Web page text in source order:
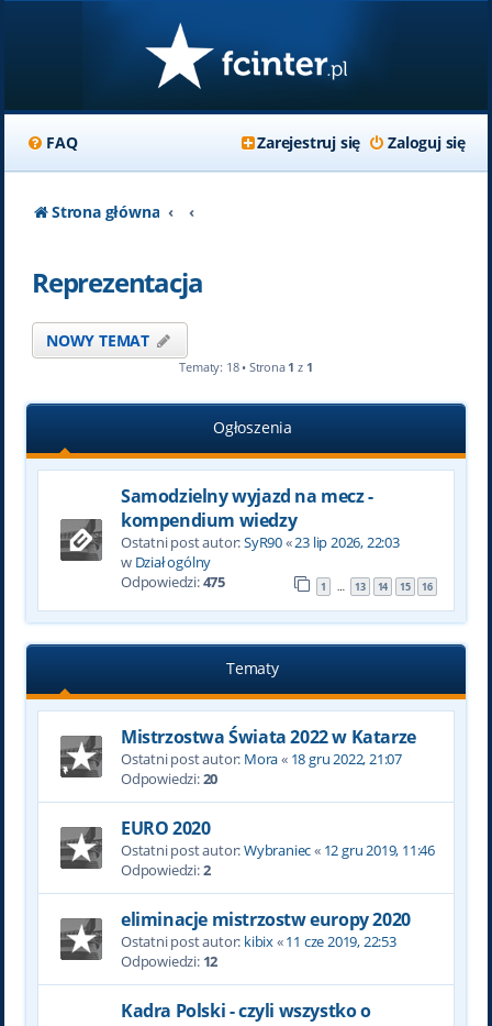
FAQ Zaloguj się
Zarejestruj się
Strona główna
Reprezentacja
NOWY TEMAT
Tematy: 18 • Strona 1 z 1
Ogłoszenia
Samodzielny wyjazd na mecz -
kompendium wiedzy
Ostatni post autor:SyR90«23 lip 2026, 22:03
w Dział ogólny
Odpowiedzi:475 1 … 13 14 15 16
Tematy
Mistrzostwa Świata 2022 w Katarze
Ostatni post autor: Mora« 18 gru 2022, 21:07
Odpowiedzi:20
EURO 2020
Ostatni post autor:Wybraniec« 12 gru 2019, 11:46
Odpowiedzi:2
eliminacje mistrzostw europy 2020
Ostatni post autor: kibix«11 cze 2019, 22:53
Odpowiedzi: 12
Kadra Polski - czyli wszystko o